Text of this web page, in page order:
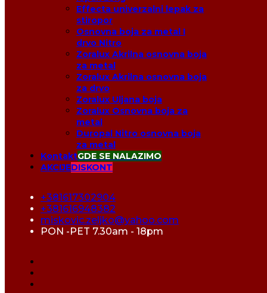
Effecta univerzalni lepak za
stiropor
Osnovna boja za metal I
drvo Nitro
Zoralux Akrilna osnovna boja
za metal
Zoralux Akrilna osnovna boja
za drvo
Zoralux Uljana boja
Zoralux Osnovna boja za
metal
Duropal Nitro osnovna boja
za metal
KontaktGDE SE NALAZIMO
AKCIJEDISKONT
+381617302904
+381616948382
miskovic.zeljko@yahoo.com
PON -PET 7.30am - 18pm